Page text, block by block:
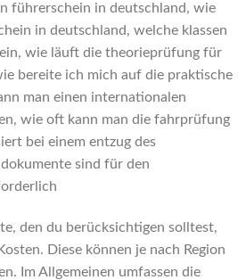
führerschein in deutschland, wie
in deutschland, welche klassen
wie läuft die theorieprüfung für
bereite ich mich auf die praktische
man einen internationalen
wie oft kann man die fahrprüfung
bei einem entzug des
sind für den
den du berücksichtigen solltest,
Diese können je nach Region
Im Allgemeinen umfassen die